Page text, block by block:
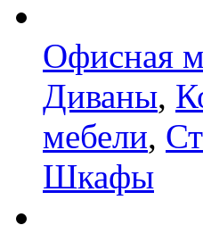
Офисная
Диваны,
мебели,
Шкафы